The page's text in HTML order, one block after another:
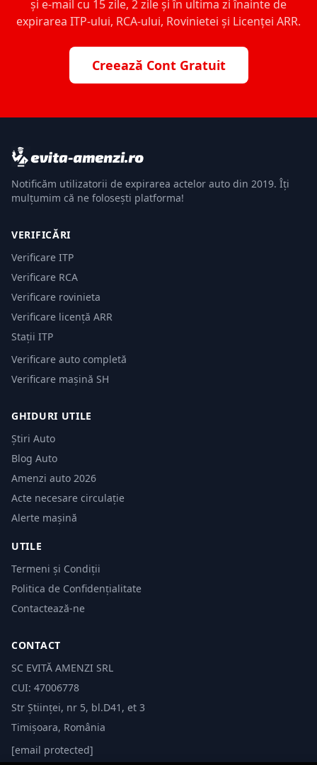
și e-mail cu 15 zile, 2 zile și în ultima zi înainte de
expirarea ITP-ului, RCA-ului, Rovinietei și Licenței ARR.
Creează Cont Gratuit
Notificăm utilizatorii de expirarea actelor auto din 2019. Îți
mulțumim că ne folosești platforma!
VERIFICĂRI
Verificare ITP
Verificare RCA
Verificare rovinieta
Verificare licență ARR
Stații ITP
Verificare auto completă
Verificare mașină SH
GHIDURI UTILE
Știri Auto
Blog Auto
Amenzi auto 2026
Acte necesare circulație
Alerte mașină
UTILE
Termeni și Condiții
Politica de Confidențialitate
Contactează-ne
CONTACT
SC EVITĂ AMENZI SRL
CUI: 47006778
Str Științei, nr 5, bl.D41, et 3
Timișoara, România
[email protected]